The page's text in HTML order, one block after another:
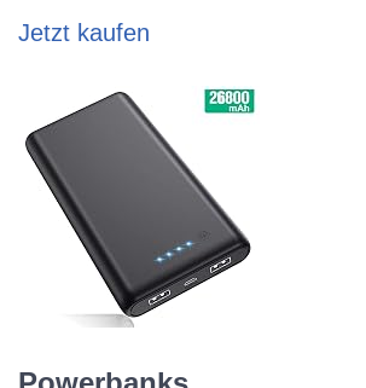
Jetzt kaufen